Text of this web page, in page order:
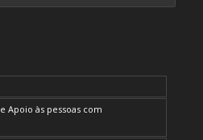
Apoio às pessoas com